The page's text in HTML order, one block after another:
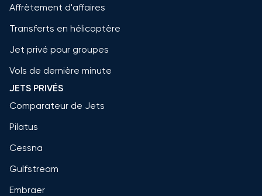
Affrètement d'affaires
Transferts en hélicoptère
Jet privé pour groupes
Vols de dernière minute
JETS PRIVÉS
Comparateur de Jets
Pilatus
Cessna
Gulfstream
Embraer